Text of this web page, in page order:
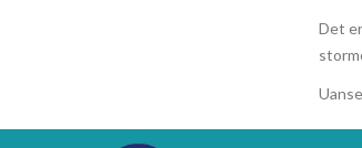
Det